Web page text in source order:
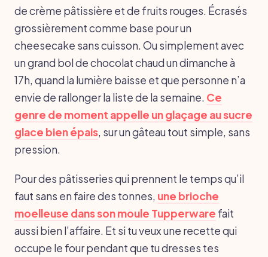
de crème pâtissière et de fruits rouges. Écrasés
grossièrement comme base pour un
cheesecake sans cuisson. Ou simplement avec
un grand bol de chocolat chaud un dimanche à
17h, quand la lumière baisse et que personne n’a
envie de rallonger la liste de la semaine. Ce
genre de moment appelle un glaçage au sucre
glace bien épais, sur un gâteau tout simple, sans
pression.
Pour des pâtisseries qui prennent le temps qu’il
faut sans en faire des tonnes, une brioche
moelleuse dans son moule Tupperware fait
aussi bien l’affaire. Et si tu veux une recette qui
occupe le four pendant que tu dresses tes